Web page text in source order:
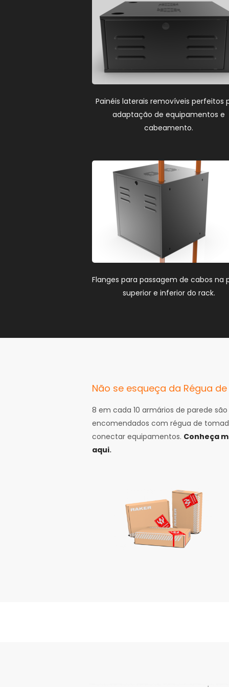
Painéis laterais removíveis perfeitos
adaptação de equipamentos e
cabeamento.
Flanges para passagem de cabos na
superior e inferior do rack.
Não se esqueça da Régua
8 em cada 10 armários de parede são
encomendados com régua de
conectar equipamentos. Conheça
aqui.